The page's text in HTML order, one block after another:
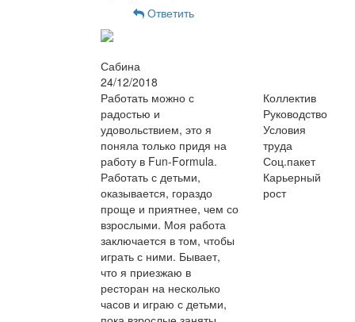
Ответить
Сабина
24/12/2018
Работать можно с
радостью и
удовольствием, это я
поняла только придя на
работу в Fun-Formula.
Работать с детьми,
оказывается, гораздо
проще и приятнее, чем со
взрослыми. Моя работа
заключается в том, чтобы
играть с ними. Бывает,
что я приезжаю в
ресторан на несколько
часов и играю с детьми,
Коллектив
Руководство
Условия
труда
Соц.пакет
Карьерный
рост